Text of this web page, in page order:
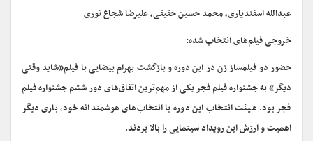
عبدالله اسفندیاری، محمد حسین حقیقی، علیرضا شجاع نوری
خروجی فیلم‌های انتخاب شده:
حضور دو فیلمساز زن در این دوره و بازگشت بهرام بیضایی با فیلم«شاید وقتی
دیگر» به جشنواره فیلم فجر یکی از مهم‌ترین اتفاق‌های دور ششم جشنواره فیلم
فجر بود. هیئت انتخاب این دوره با انتخاب‌های هوشمندانه خود، باری دیگر
اهمیت و ارزش این رویداد سینمایی را بالا بردند.